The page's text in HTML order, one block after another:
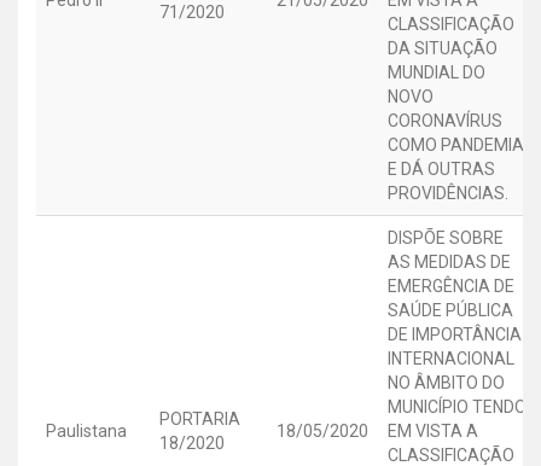
71/2020
CLASSIFICAÇÃO
DA SITUAÇÃO
MUNDIAL DO
NOVO
CORONAVÍRUS
COMO PANDEMIA,
E DÁ OUTRAS
PROVIDÊNCIAS.
Paulistana
PORTARIA
18/2020
18/05/2020
DISPÕE SOBRE
AS MEDIDAS DE
EMERGÊNCIA DE
SAÚDE PÚBLICA
DE IMPORTÂNCIA
INTERNACIONAL
NO ÂMBITO DO
MUNICÍPIO TENDO
EM VISTA A
CLASSIFICAÇÃO